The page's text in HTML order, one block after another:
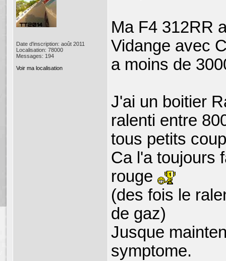
Date d'inscription: août 2011
Localisation: 78000
Messages: 194
Voir ma localisation
Ma F4 312RR
Vidange avec
a moins de
J'ai un boitier
ralenti entre
tous petits
Ca l'a toujours
rouge
(des fois le
de gaz)
Jusque
symptome.